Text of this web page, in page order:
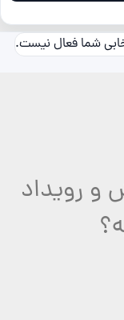
شما فعال نیست.
و رویداد